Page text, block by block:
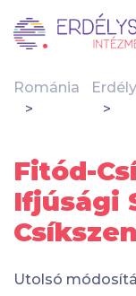
Románia Erdély
Fitód-
Ifjúsági
Utolsó